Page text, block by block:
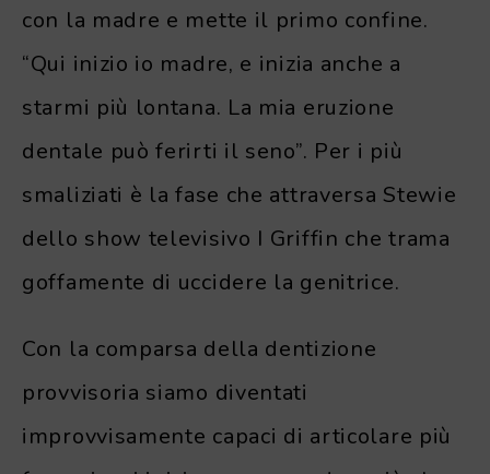
con la madre e mette il primo confine.
“Qui inizio io madre, e inizia anche a
starmi più lontana. La mia eruzione
dentale può ferirti il seno”. Per i più
smaliziati è la fase che attraversa Stewie
dello show televisivo I Griffin che trama
goffamente di uccidere la genitrice.
Con la comparsa della dentizione
provvisoria siamo diventati
improvvisamente capaci di articolare più